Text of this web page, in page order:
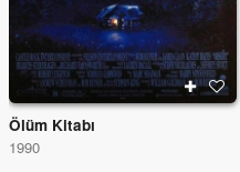
Ölüm Kitabı
1990